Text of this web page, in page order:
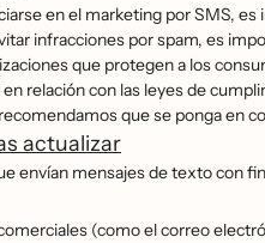
en el marketing por SMS,
infracciones por spam, es
que protegen a los
relación con las leyes de
que se ponga en
actualizar
envían mensajes de texto con
(como el correo